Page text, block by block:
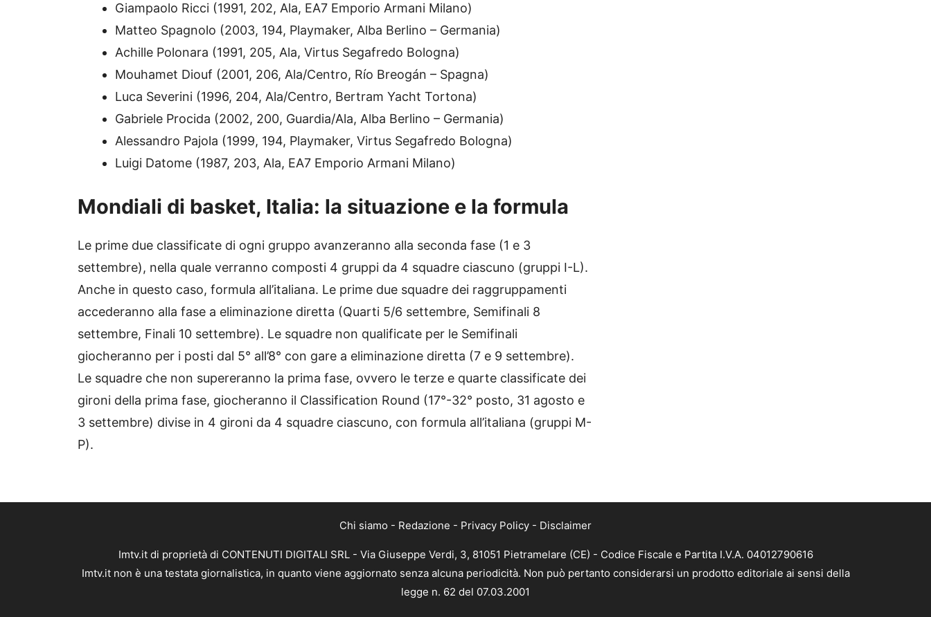
Giampaolo Ricci (1991, 202, Ala, EA7 Emporio Armani Milano)
Matteo Spagnolo (2003, 194, Playmaker, Alba Berlino – Germania)
Achille Polonara (1991, 205, Ala, Virtus Segafredo Bologna)
Mouhamet Diouf (2001, 206, Ala/Centro, Río Breogán – Spagna)
Luca Severini (1996, 204, Ala/Centro, Bertram Yacht Tortona)
Gabriele Procida (2002, 200, Guardia/Ala, Alba Berlino – Germania)
Alessandro Pajola (1999, 194, Playmaker, Virtus Segafredo Bologna)
Luigi Datome (1987, 203, Ala, EA7 Emporio Armani Milano)
Mondiali di basket, Italia: la situazione e la formula
Le prime due classificate di ogni gruppo avanzeranno alla seconda fase (1 e 3
settembre), nella quale verranno composti 4 gruppi da 4 squadre ciascuno (gruppi I-L).
Anche in questo caso, formula all’italiana. Le prime due squadre dei raggruppamenti
accederanno alla fase a eliminazione diretta (Quarti 5/6 settembre, Semifinali 8
settembre, Finali 10 settembre). Le squadre non qualificate per le Semifinali
giocheranno per i posti dal 5° all’8° con gare a eliminazione diretta (7 e 9 settembre).
Le squadre che non supereranno la prima fase, ovvero le terze e quarte classificate dei
gironi della prima fase, giocheranno il Classification Round (17°-32° posto, 31 agosto e
3 settembre) divise in 4 gironi da 4 squadre ciascuno, con formula all’italiana (gruppi M-
P).
Chi siamo - Redazione - Privacy Policy - Disclaimer
Imtv.it di proprietà di CONTENUTI DIGITALI SRL - Via Giuseppe Verdi, 3, 81051 Pietramelare (CE) - Codice Fiscale e Partita I.V.A. 04012790616
Imtv.it non è una testata giornalistica, in quanto viene aggiornato senza alcuna periodicità. Non può pertanto considerarsi un prodotto editoriale ai sensi della
legge n. 62 del 07.03.2001